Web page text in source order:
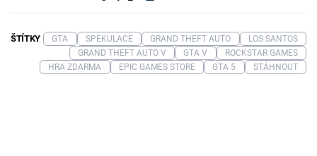
ŠTÍTKY GTA SPEKULACE GRAND THEFT AUTO
LOS SANTOS
GRAND THEFT AUTO V
GTA V
ROCKSTAR GAMES
HRA ZDARMA
EPIC GAMES STORE GTA 5 STÁHNOUT